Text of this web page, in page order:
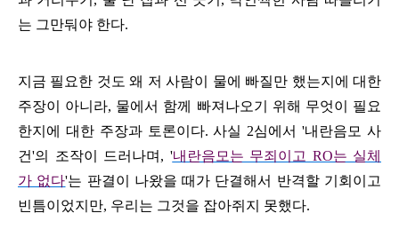
는 그만둬야 한다.
지금 필요한 것도 왜 저 사람이 물에 빠질만 했는지에 대한
주장이 아니라, 물에서 함께 빠져나오기 위해 무엇이 필요
한지에 대한 주장과 토론이다. 사실 2심에서 '내란음모 사
건'의 조작이 드러나며, '내란음모는 무죄이고 RO는 실체
가 없다'는 판결이 나왔을 때가 단결해서 반격할 기회이고
빈틈이었지만, 우리는 그것을 잡아쥐지 못했다.